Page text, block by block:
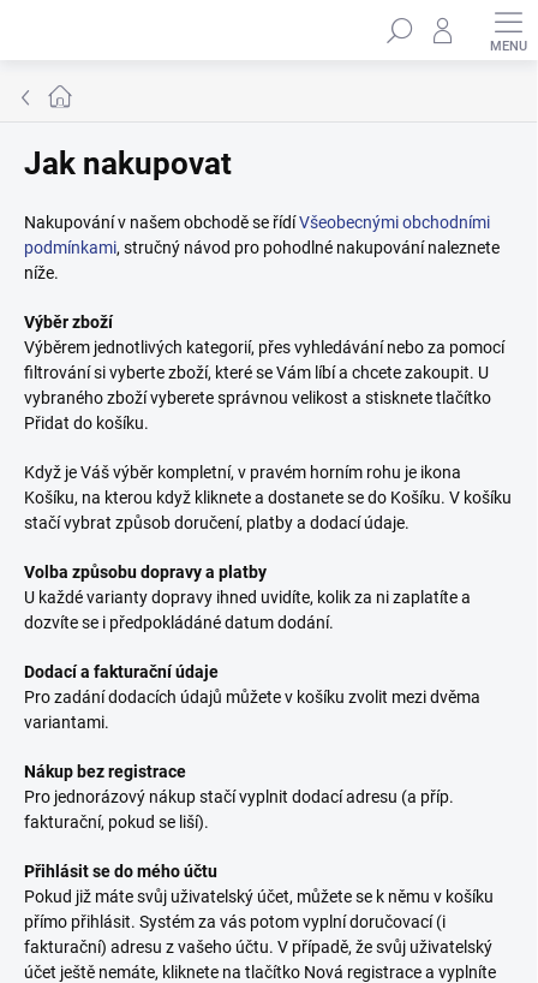
Hledat
Domů
Jak nakupovat
Nakupování v našem obchodě se řídíVšeobecnými obchodními
podmínkami, stručný návod pro pohodlné nakupování naleznete
níže.
Výběr zboží
Výběrem jednotlivých kategorií, přes vyhledávání nebo za pomocí
filtrování si vyberte zboží, které se Vám líbí a chcete zakoupit. U
vybraného zboží vyberete správnou velikost a stisknete tlačítko
Přidat do košíku.
Když je Váš výběr kompletní, v pravém horním rohu je ikona
Košíku, na kterou když kliknete a dostanete se do Košíku. V košíku
stačí vybrat způsob doručení, platby a dodací údaje.
Volba způsobu dopravy a platby
U každé varianty dopravy ihned uvidíte, kolik za ni zaplatíte a
dozvíte se i předpokládáné datum dodání.
Dodací a fakturační údaje
Pro zadání dodacích údajů můžete v košíku zvolit mezi dvěma
variantami.
Nákup bez registrace
Pro jednorázový nákup stačí vyplnit dodací adresu (a příp.
fakturační, pokud se liší).
Přihlásit se do mého účtu
Pokud již máte svůj uživatelský účet, můžete se k němu v košíku
přímo přihlásit. Systém za vás potom vyplní doručovací (i
fakturační) adresu z vašeho účtu. V případě, že svůj uživatelský
účet ještě nemáte, kliknete na tlačítko Nová registrace a vyplníte